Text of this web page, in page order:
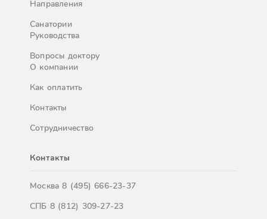
Направления
Санатории
Руководства
Вопросы доктору
О компании
Как оплатить
Контакты
Сотрудничество
Контакты
Москва8 (495) 666-23-37
СПБ 8 (812) 309-27-23